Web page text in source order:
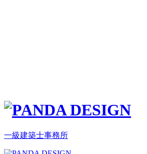
一級建築士事務所